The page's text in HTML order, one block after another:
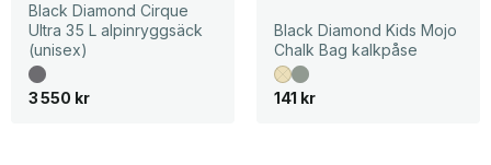
Black Diamond Cirque
Ultra 35 L alpinryggsäck
(unisex)
3 550 kr
Black Diamond Kids Mojo
Chalk Bag kalkpåse
141 kr